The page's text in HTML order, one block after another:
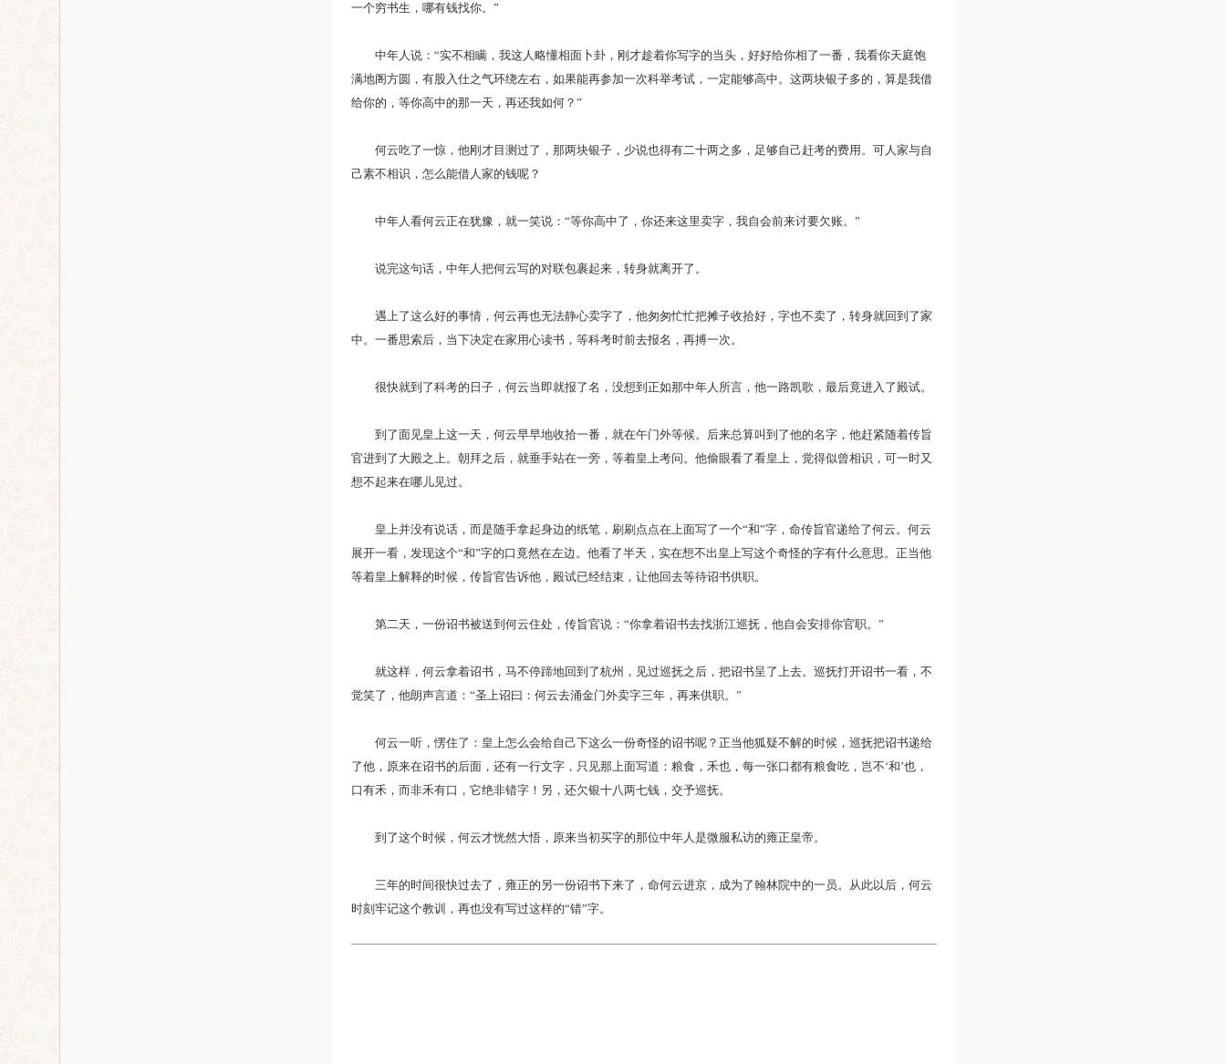
一个穷书生，哪有钱找你。”
中年人说：“实不相瞒，我这人略懂相面卜卦，刚才趁着你写字的当头，好好给你相了一番，我看你天庭饱
满地阁方圆，有股入仕之气环绕左右，如果能再参加一次科举考试，一定能够高中。这两块银子多的，算是我借
给你的，等你高中的那一天，再还我如何？”
何云吃了一惊，他刚才目测过了，那两块银子，少说也得有二十两之多，足够自己赶考的费用。可人家与自
己素不相识，怎么能借人家的钱呢？
中年人看何云正在犹豫，就一笑说：“等你高中了，你还来这里卖字，我自会前来讨要欠账。”
说完这句话，中年人把何云写的对联包裹起来，转身就离开了。
遇上了这么好的事情，何云再也无法静心卖字了，他匆匆忙忙把摊子收拾好，字也不卖了，转身就回到了家
中。一番思索后，当下决定在家用心读书，等科考时前去报名，再搏一次。
很快就到了科考的日子，何云当即就报了名，没想到正如那中年人所言，他一路凯歌，最后竟进入了殿试。
到了面见皇上这一天，何云早早地收拾一番，就在午门外等候。后来总算叫到了他的名字，他赶紧随着传旨
官进到了大殿之上。朝拜之后，就垂手站在一旁，等着皇上考问。他偷眼看了看皇上，觉得似曾相识，可一时又
想不起来在哪儿见过。
皇上并没有说话，而是随手拿起身边的纸笔，刷刷点点在上面写了一个“和”字，命传旨官递给了何云。何云
展开一看，发现这个“和”字的口竟然在左边。他看了半天，实在想不出皇上写这个奇怪的字有什么意思。正当他
等着皇上解释的时候，传旨官告诉他，殿试已经结束，让他回去等待诏书供职。
第二天，一份诏书被送到何云住处，传旨官说：“你拿着诏书去找浙江巡抚，他自会安排你官职。”
就这样，何云拿着诏书，马不停蹄地回到了杭州，见过巡抚之后，把诏书呈了上去。巡抚打开诏书一看，不
觉笑了，他朗声言道：“圣上诏曰：何云去涌金门外卖字三年，再来供职。”
何云一听，愣住了：皇上怎么会给自己下这么一份奇怪的诏书呢？正当他狐疑不解的时候，巡抚把诏书递给
了他，原来在诏书的后面，还有一行文字，只见那上面写道：粮食，禾也，每一张口都有粮食吃，岂不‘和’也，
口有禾，而非禾有口，它绝非错字！另，还欠银十八两七钱，交予巡抚。
到了这个时候，何云才恍然大悟，原来当初买字的那位中年人是微服私访的雍正皇帝。
三年的时间很快过去了，雍正的另一份诏书下来了，命何云进京，成为了翰林院中的一员。从此以后，何云
时刻牢记这个教训，再也没有写过这样的“错”字。